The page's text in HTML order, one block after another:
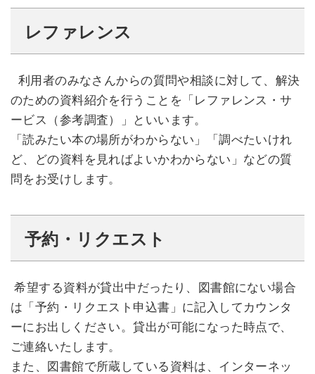
レファレンス
利用者のみなさんからの質問や相談に対して、解決
のための資料紹介を行うことを「レファレンス・サ
ービス（参考調査）」といいます。
「読みたい本の場所がわからない」「調べたいけれ
ど、どの資料を見ればよいかわからない」などの質
問をお受けします。
予約・リクエスト
希望する資料が貸出中だったり、図書館にない場合
は「予約・リクエスト申込書」に記入してカウンタ
ーにお出しください。貸出が可能になった時点で、
ご連絡いたします。
また、図書館で所蔵している資料は、インターネッ